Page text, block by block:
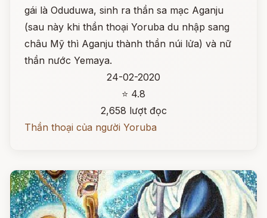
gái là Oduduwa, sinh ra thần sa mạc Aganju
(sau này khi thần thoại Yoruba du nhập sang
châu Mỹ thì Aganju thành thần núi lửa) và nữ
thần nước Yemaya.
24-02-2020
⭐ 4.8
2,658 lượt đọc
Thần thoại của người Yoruba